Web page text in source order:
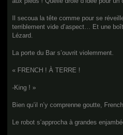
Il secoua la tête comme pour se
terriblement vide d’aspect… Et une
Lézard.
La porte du Bar s’ouvrit violemment.
« FRENCH ! À TERRE !
-King ! »
Bien qu’il n’y comprenne goutte,
Le robot s’approcha à grandes